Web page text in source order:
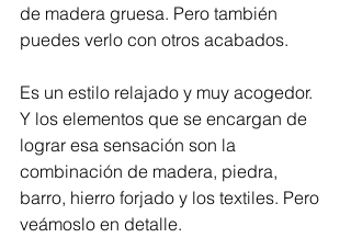
de madera gruesa. Pero también
puedes verlo con otros acabados.
Es un estilo relajado y muy acogedor.
Y los elementos que se encargan de
lograr esa sensación son la
combinación de madera, piedra,
barro, hierro forjado y los textiles. Pero
veámoslo en detalle.